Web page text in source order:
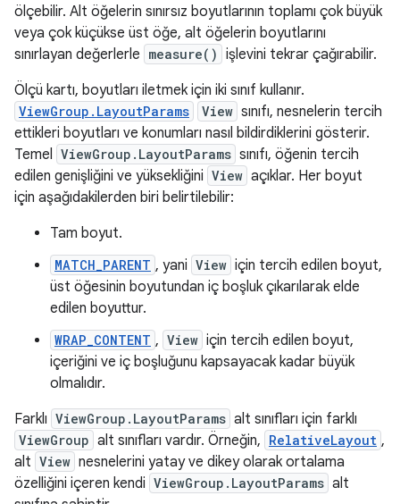
ölçebilir. Alt öğelerin sınırsız boyutlarının toplamı çok büyük
veya çok küçükse üst öğe, alt öğelerin boyutlarını
sınırlayan değerlerle measure() işlevini tekrar çağırabilir.
Ölçü kartı, boyutları iletmek için iki sınıf kullanır.
ViewGroup.LayoutParams View sınıfı, nesnelerin tercih
ettikleri boyutları ve konumları nasıl bildirdiklerini gösterir.
Temel ViewGroup.LayoutParams sınıfı, öğenin tercih
edilen genişliğini ve yüksekliğini View açıklar. Her boyut
için aşağıdakilerden biri belirtilebilir:
Tam boyut.
MATCH_PARENT , yani View için tercih edilen boyut,
üst öğesinin boyutundan iç boşluk çıkarılarak elde
edilen boyuttur.
WRAP_CONTENT , View için tercih edilen boyut,
içeriğini ve iç boşluğunu kapsayacak kadar büyük
olmalıdır.
Farklı ViewGroup.LayoutParams alt sınıfları için farklı
ViewGroup alt sınıfları vardır. Örneğin, RelativeLayout ,
alt View nesnelerini yatay ve dikey olarak ortalama
özelliğini içeren kendi ViewGroup.LayoutParams alt